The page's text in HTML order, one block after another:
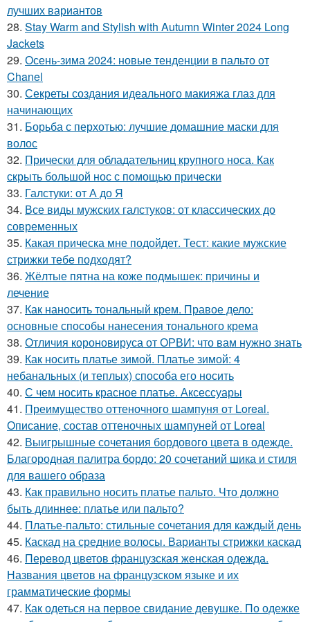
лучших вариантов
28. Stay Warm and Stylish with Autumn Winter 2024 Long
Jackets
29. Осень-зима 2024: новые тенденции в пальто от
Chanel
30. Секреты создания идеального макияжа глаз для
начинающих
31. Борьба с перхотью: лучшие домашние маски для
волос
32. Прически для обладательниц крупного носа. Как
скрыть большой нос с помощью прически
33. Галстуки: от А до Я
34. Все виды мужских галстуков: от классических до
современных
35. Какая прическа мне подойдет. Тест: какие мужские
стрижки тебе подходят?
36. Жёлтые пятна на коже подмышек: причины и
лечение
37. Как наносить тональный крем. Правое дело:
основные способы нанесения тонального крема
38. Отличия короновируса от ОРВИ: что вам нужно знать
39. Как носить платье зимой. Платье зимой: 4
небанальных (и теплых) способа его носить
40. С чем носить красное платье. Аксессуары
41. Преимущество оттеночного шампуня от Loreal.
Описание, состав оттеночных шампуней от Loreal
42. Выигрышные сочетания бордового цвета в одежде.
Благородная палитра бордо: 20 сочетаний шика и стиля
для вашего образа
43. Как правильно носить платье пальто. Что должно
быть длиннее: платье или пальто?
44. Платье-пальто: стильные сочетания для каждый день
45. Каскад на средние волосы. Варианты стрижки каскад
46. Перевод цветов французская женская одежда.
Названия цветов на французском языке и их
грамматические формы
47. Как одеться на первое свидание девушке. По одежке